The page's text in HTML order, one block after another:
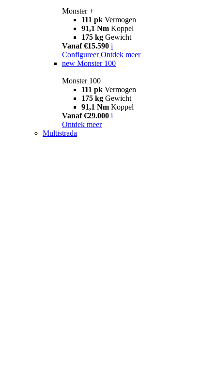
Monster +
111 pk Vermogen
91,1 Nm Koppel
175 kg Gewicht
Vanaf €15.590 i
Configureer Ontdek meer
new Monster 100
Monster 100
111 pk Vermogen
175 kg Gewicht
91,1 Nm Koppel
Vanaf €29.000 i
Ontdek meer
Multistrada